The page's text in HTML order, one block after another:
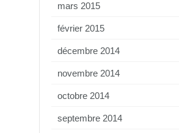
mars 2015
février 2015
décembre 2014
novembre 2014
octobre 2014
septembre 2014